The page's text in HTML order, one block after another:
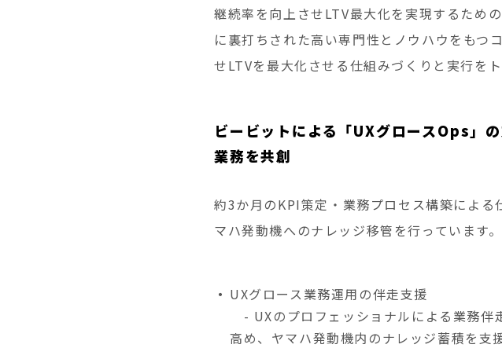
継続率を向上させLTV最大化を実現するため
に裏打ちされた高い専門性とノウハウをもつ
せLTVを最大化させる仕組みづくりと実行を
ビービットによる「UXグロースOps
業務を共創
約3か月のKPI策定・業務プロセス構築によ
マハ発動機へのナレッジ移管を行っています。
UXグロース業務運用の伴走支援
- UXのプロフェッショナルによる業務伴
高め、ヤマハ発動機内のナレッジ蓄積を支援